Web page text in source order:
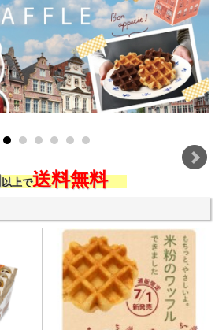
以上で送料無料